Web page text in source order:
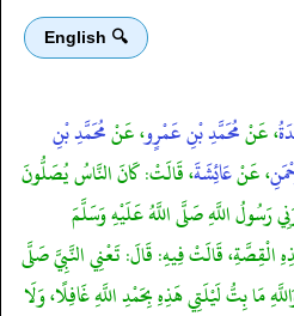
🔍 English
، عَنْمُحَمَّدِ بْنِ عَمْرٍو، عَنْمُحَمَّدِ بْنِ
، عَنْعَائِشَةَ، قَالَتْ: كَانَ النَّاسُ يُصَلُّونَ
رَسُولُ اللَّهِ صَلَّى اللَّهُ عَلَيْهِ وَسَلَّمَ
قَالَتْ فِيهِ: قَالَ: تَعْنِي النَّبِيَّ صَلَّى
مَا بِتُّ لَيْلَتِي هَذِهِ بِحَمْدِ اللَّهِ غَافِلًا، وَلَا